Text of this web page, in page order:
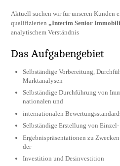
Aktuell suchen wir für unseren Kunden
qualifizierten„Interim Senior
analytischem Verständnis
Das Aufgabengebiet
Selbständige Vorbereitung,
Marktanalysen
Selbständige Durchführung von
nationalen und
internationalen
Selbständige Erstellung von
Ergebnispräsentationen zu
der
Investition und Desinvestition